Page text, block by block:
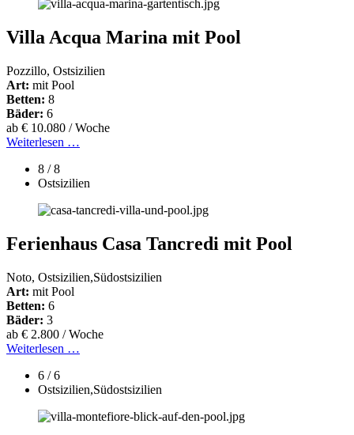
Villa Acqua Marina mit Pool
Pozzillo, Ostsizilien
Art: mit Pool
Betten: 8
Bäder: 6
ab € 10.080 / Woche
Weiterlesen …
8 / 8
Ostsizilien
Ferienhaus Casa Tancredi mit Pool
Noto, Ostsizilien,Südostsizilien
Art: mit Pool
Betten: 6
Bäder: 3
ab € 2.800 / Woche
Weiterlesen …
6 / 6
Ostsizilien,Südostsizilien